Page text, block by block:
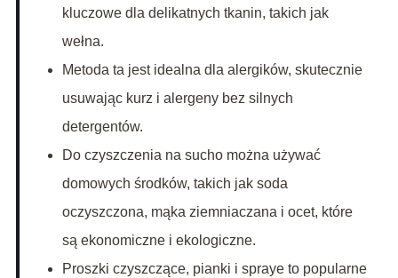
kluczowe dla delikatnych tkanin, takich jak
wełna.
Metoda ta jest idealna dla alergików, skutecznie
usuwając kurz i alergeny bez silnych
detergentów.
Do czyszczenia na sucho można używać
domowych środków, takich jak soda
oczyszczona, mąka ziemniaczana i ocet, które
są ekonomiczne i ekologiczne.
Proszki czyszczące, pianki i spraye to popularne